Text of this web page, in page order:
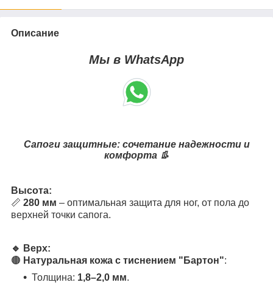
Описание
Мы в WhatsApp
Сапоги защитные: сочетание надежности и
комфорта 👢
Высота:
📏 280 мм – оптимальная защита для ног, от пола до
верхней точки сапога.
🔹 Верх:
🟤 Натуральная кожа с тиснением "Бартон":
Толщина: 1,8–2,0 мм.